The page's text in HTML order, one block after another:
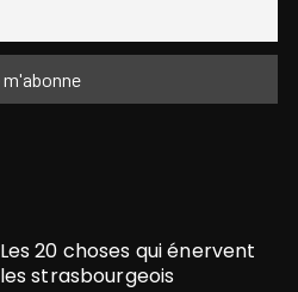
Les 20 choses qui énervent
les strasbourgeois